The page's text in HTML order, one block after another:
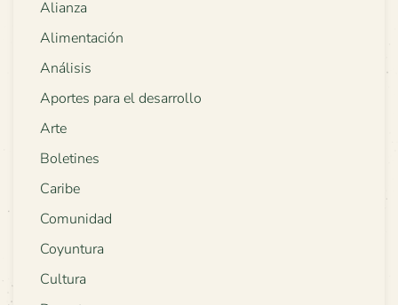
Alianza
Alimentación
Análisis
Aportes para el desarrollo
Arte
Boletines
Caribe
Comunidad
Coyuntura
Cultura